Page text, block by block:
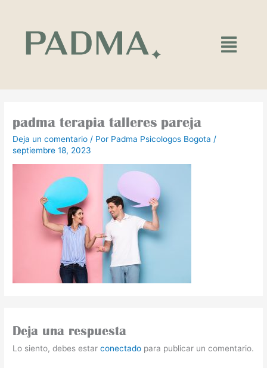
contenido
Main
Menu
padma terapia talleres pareja
Deja un comentario / Por Padma Psicologos Bogota /
septiembre 18, 2023
Deja una respuesta
Lo siento, debes estarconectado para publicar un comentario.